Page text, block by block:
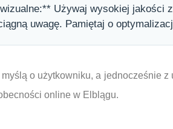
Używaj wysokiej jakości
uwagę. Pamiętaj o
o użytkowniku, a jednocześnie
online w Elblągu.